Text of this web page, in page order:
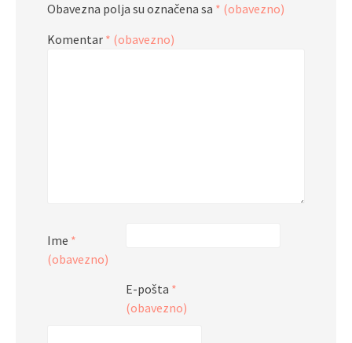
Obavezna polja su označena sa * (obavezno)
Komentar * (obavezno)
Ime *
(obavezno)
E-pošta *
(obavezno)